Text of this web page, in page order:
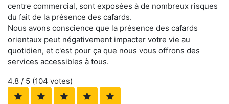
centre commercial, sont exposées à de nombreux risques
du fait de la présence des cafards.
Nous avons conscience que la présence des cafards
orientaux peut négativement impacter votre vie au
quotidien, et c'est pour ça que nous vous offrons des
services accessibles à tous.
4.8 / 5 (104 votes)